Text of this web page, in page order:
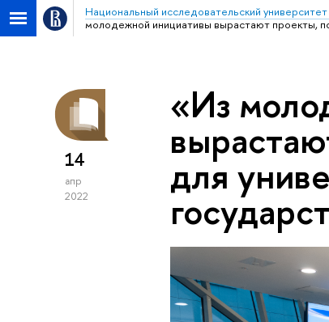
Национальный исследовательский
молодежной инициативы вырастают проекты,
14
апр
2022
«Из
для